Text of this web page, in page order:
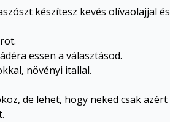
készítesz kevés olívaolajjal és
essen a választásod.
növényi itallal.
de lehet, hogy neked csak azért